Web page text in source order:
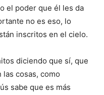
el poder que él les da
no es eso, lo
inscritos en el cielo.
diciendo que sí, que
cosas, como
sabe que es más